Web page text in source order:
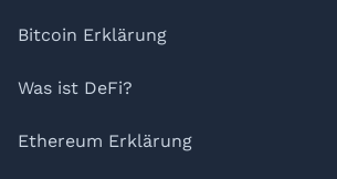
Bitcoin Erklärung
Was ist DeFi?
Ethereum Erklärung